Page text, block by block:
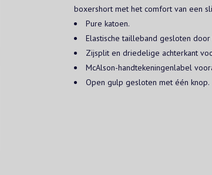
boxershort met het comfort van een
Pure katoen.
Elastische tailleband gesloten
Zijsplit en driedelige achterkant
McAlson-handtekeningenlabel
Open gulp gesloten met één knop.